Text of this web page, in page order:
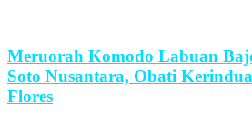
Meruorah Komodo Labuan
Soto Nusantara, Obati
Flores